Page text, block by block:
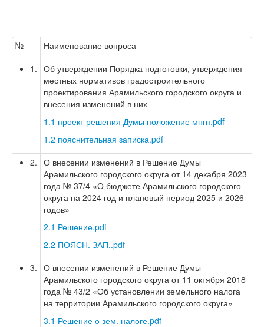
№
Наименование вопроса
1. Об утверждении Порядка подготовки, утверждения
местных нормативов градостроительного
проектирования Арамильского городского округа и
внесения изменений в них
1.1 проект решения Думы положение мнгп.pdf
1.2 пояснительная записка.pdf
2. О внесении изменений в Решение Думы
Арамильского городского округа от 14 декабря 2023
года № 37/4 «О бюджете Арамильского городского
округа на 2024 год и плановый период 2025 и 2026
годов»
2.1 Решение.pdf
2.2 ПОЯСН. ЗАП..pdf
3. О внесении изменений в Решение Думы
Арамильского городского округа от 11 октября 2018
года № 43/2 «Об установлении земельного налога
на территории Арамильского городского округа»
3.1 Решение о зем. налоге.pdf